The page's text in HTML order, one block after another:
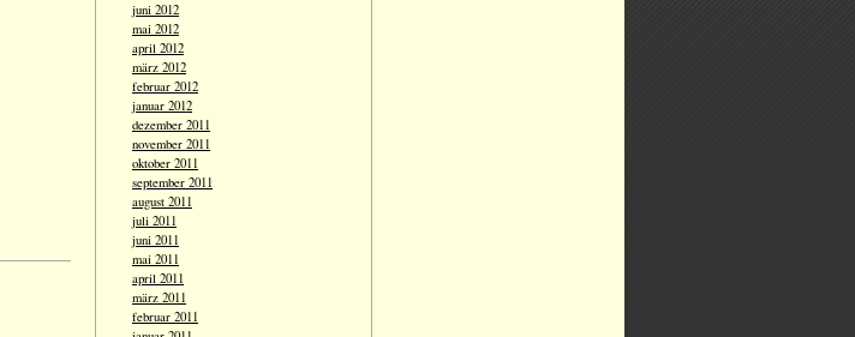
juni 2012
mai 2012
april 2012
märz 2012
februar 2012
januar 2012
dezember 2011
november 2011
oktober 2011
september 2011
august 2011
juli 2011
juni 2011
mai 2011
april 2011
märz 2011
februar 2011